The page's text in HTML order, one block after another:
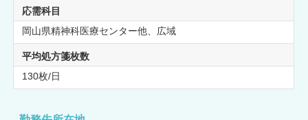
応需科目
岡山県精神科医療センター他、広域
平均処方箋枚数
130枚/日